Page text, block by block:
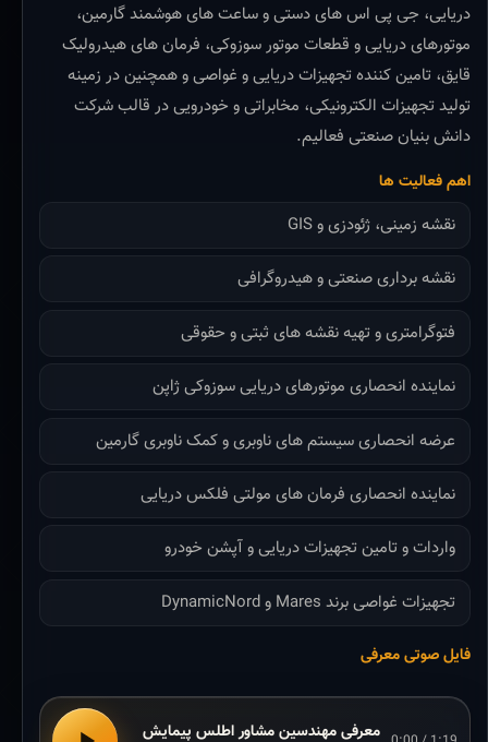
دریایی، جی پی اس های دستی و ساعت های هوشمند گارمین،
موتورهای دریایی و قطعات موتور سوزوکی، فرمان های هیدرولیک
قایق، تامین کننده تجهیزات دریایی و غواصی و همچنین در زمینه
تولید تجهیزات الکترونیکی، مخابراتی و خودرویی در قالب شرکت
دانش بنیان صنعتی فعالیم.
اهم فعالیت ها
نقشه زمینی، ژئودزی و GIS
نقشه برداری صنعتی و هیدروگرافی
فتوگرامتری و تهیه نقشه های ثبتی و حقوقی
نماینده انحصاری موتورهای دریایی سوزوکی ژاپن
عرضه انحصاری سیستم های ناوبری و کمک ناوبری گارمین
نماینده انحصاری فرمان های مولتی فلکس دریایی
واردات و تامین تجهیزات دریایی و آپشن خودرو
تجهیزات غواصی برند Mares و DynamicNord
فایل صوتی معرفی
معرفی مهندسین مشاور اطلس پیمایش